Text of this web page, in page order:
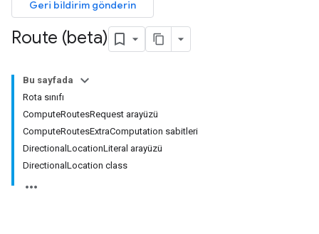
Geri bildirim gönderin
Route (beta)
Bu sayfada
Rota sınıfı
ComputeRoutesRequest arayüzü
ComputeRoutesExtraComputation sabitleri
DirectionalLocationLiteral arayüzü
DirectionalLocation class